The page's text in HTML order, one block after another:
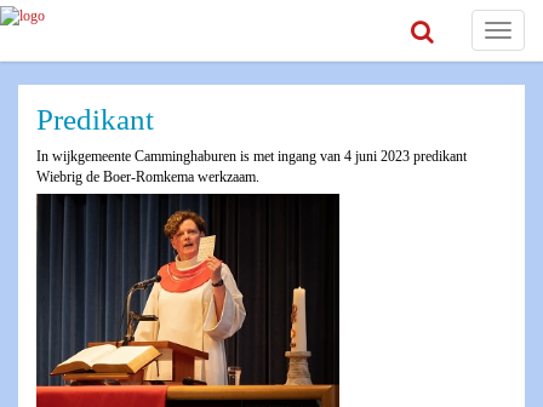
Toggle
Predikant
In wijkgemeente Camminghaburen is met ingang van 4 juni 2023 predikant
Wiebrig de Boer-Romkema werkzaam.